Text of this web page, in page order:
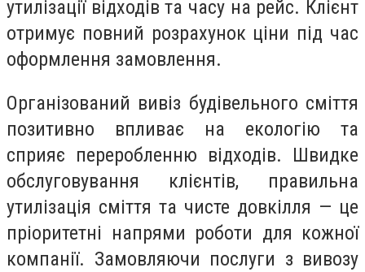
утилізації відходів та часу на рейс. Клієнт
отримує повний розрахунок ціни під час
оформлення замовлення.
Організований вивіз будівельного сміття
позитивно впливає на екологію та
сприяє переробленню відходів. Швидке
обслуговування клієнтів, правильна
утилізація сміття та чисте довкілля — це
пріоритетні напрями роботи для кожної
компанії. Замовляючи послуги з вивозу